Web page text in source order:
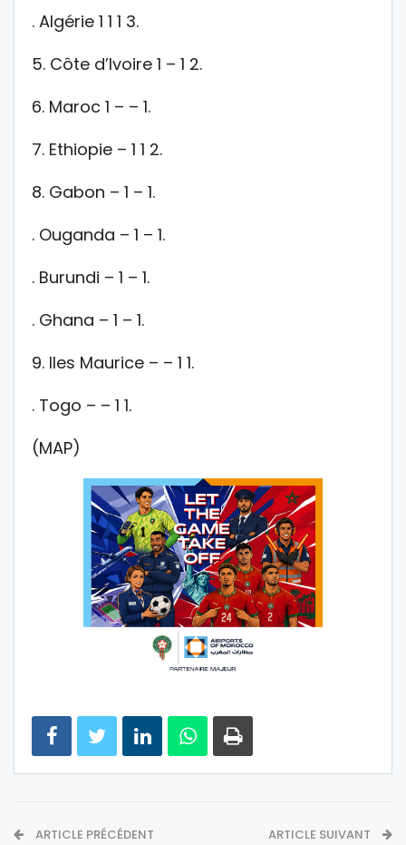
. Algérie 1 1 1 3.
5. Côte d’Ivoire 1 – 1 2.
6. Maroc 1 – – 1.
7. Ethiopie – 1 1 2.
8. Gabon – 1 – 1.
. Ouganda – 1 – 1.
. Burundi – 1 – 1.
. Ghana – 1 – 1.
9. Iles Maurice – – 1 1.
. Togo – – 1 1.
(MAP)
ARTICLE PRÉCÉDENT ARTICLE SUIVANT